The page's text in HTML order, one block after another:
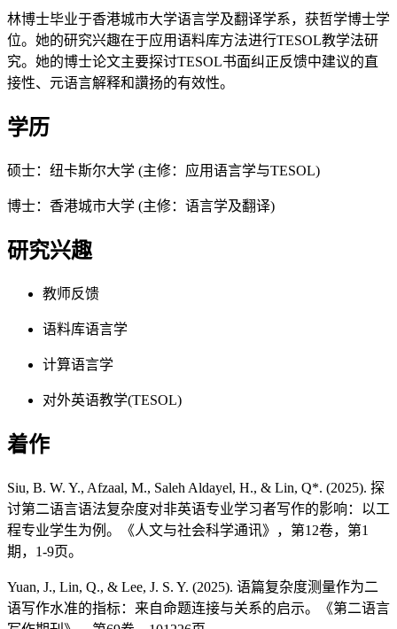
林博士毕业于香港城市大学语言学及翻译学系，获哲学博士学
位。她的研究兴趣在于应用语料库方法进行TESOL教学法研
究。她的博士论文主要探讨TESOL书面纠正反馈中建议的直
接性、元语言解释和讚扬的有效性。
学历
硕士：纽卡斯尔大学 (主修：应用语言学与TESOL)
博士：香港城市大学 (主修：语言学及翻译)
研究兴趣
教师反馈
语料库语言学
计算语言学
对外英语教学(TESOL)
着作
Siu, B. W. Y., Afzaal, M., Saleh Aldayel, H., & Lin, Q*. (2025). 探
讨第二语言语法复杂度对非英语专业学习者写作的影响：以工
程专业学生为例。《人文与社会科学通讯》，第12卷，第1
期，1-9页。
Yuan, J., Lin, Q., & Lee, J. S. Y. (2025). 语篇复杂度测量作为二
语写作水准的指标：来自命题连接与关系的启示。《第二语言